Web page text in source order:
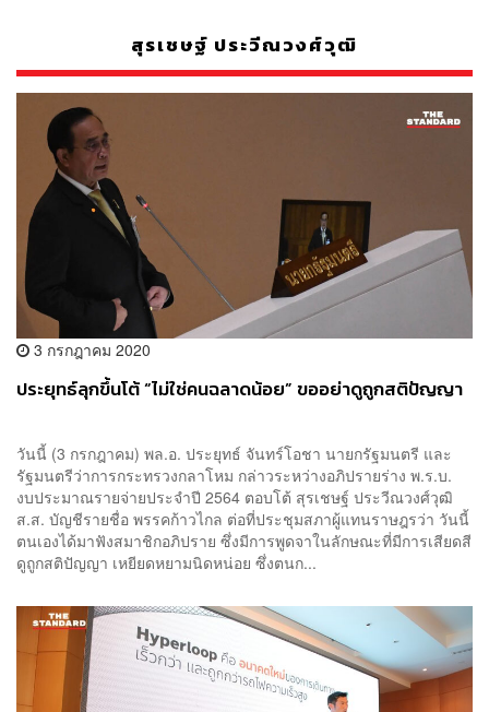
สุรเชษฐ์ ประวีณวงศ์วุฒิ
3 กรกฎาคม 2020
ประยุทธ์ลุกขึ้นโต้ “ไม่ใช่คนฉลาดน้อย” ขออย่าดูถูกสติปัญญา
วันนี้ (3 กรกฎาคม) พล.อ. ประยุทธ์ จันทร์โอชา นายกรัฐมนตรี และ
รัฐมนตรีว่าการกระทรวงกลาโหม กล่าวระหว่างอภิปรายร่าง พ.ร.บ.
งบประมาณรายจ่ายประจำปี 2564 ตอบโต้ สุรเชษฐ์ ประวีณวงศ์วุฒิ
ส.ส. บัญชีรายชื่อ พรรคก้าวไกล ต่อที่ประชุมสภาผู้แทนราษฎรว่า วันนี้
ตนเองได้มาฟังสมาชิกอภิปราย ซึ่งมีการพูดจาในลักษณะที่มีการเสียดสี
ดูถูกสติปัญญา เหยียดหยามนิดหน่อย ซึ่งตนก...